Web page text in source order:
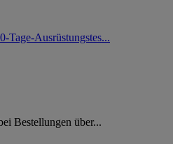
Tage-Ausrüstungstes...
Bestellungen über...